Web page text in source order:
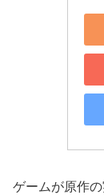
ゲームが原作の